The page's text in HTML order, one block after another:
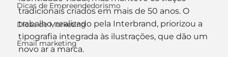
Dicas de Empreendedorismo
Dicas de Marketing
Email marketing
tradicionais criados em mais de 50 anos. O
trabalho, realizado pela Interbrand, priorizou a
tipografia integrada às ilustrações, que dão um
novo ar a marca.